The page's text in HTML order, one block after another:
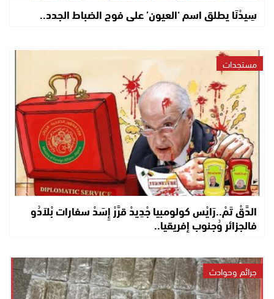
سِيدْنَا يطلق اسم ‘العيون’ على فوج الضباط الجدد..
مستجدات
الدَّقْ تَمْ..رَايْس كولومبيا جْدِيدْ قرَّرْ إِسَدْ سفارات بْلاَدُو
فالجزائر وُجنوب إفريقيا..
جرائم وحوادث